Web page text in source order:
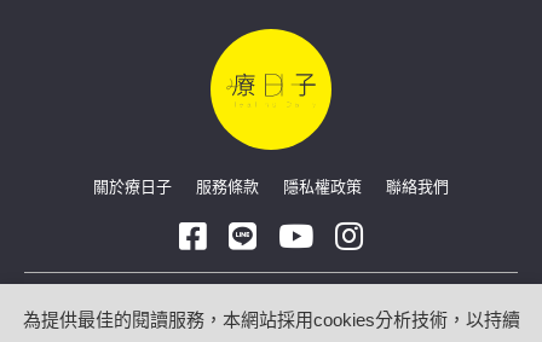
關於療日子 服務條款 隱私權政策 聯絡我們
Copyright © 2026 療日子 HealingDaily
為提供最佳的閱讀服務，本網站採用cookies分析技術，以持續